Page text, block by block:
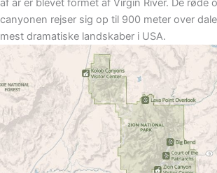
af år er blevet formet af Virgin River. De røde
canyonen rejser sig op til 900 meter over
mest dramatiske landskaber i USA.